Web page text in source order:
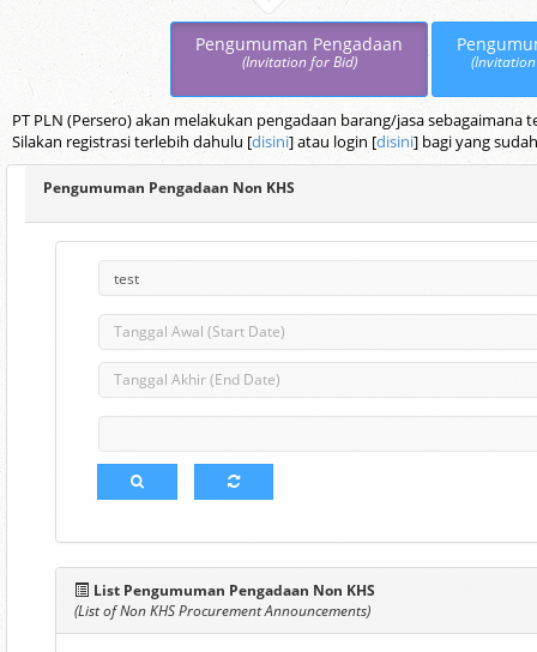
Pengumuman Pengadaan
(Invitation for Bid)
PT PLN (Persero) akan melakukan pengadaan barang/jasa
Silakan registrasi terlebih dahulu [disini] atau login [disini] bagi yang
Pengumuman Pengadaan Non KHS
List Pengumuman Pengadaan Non KHS
(List of Non KHS Procurement Announcements)